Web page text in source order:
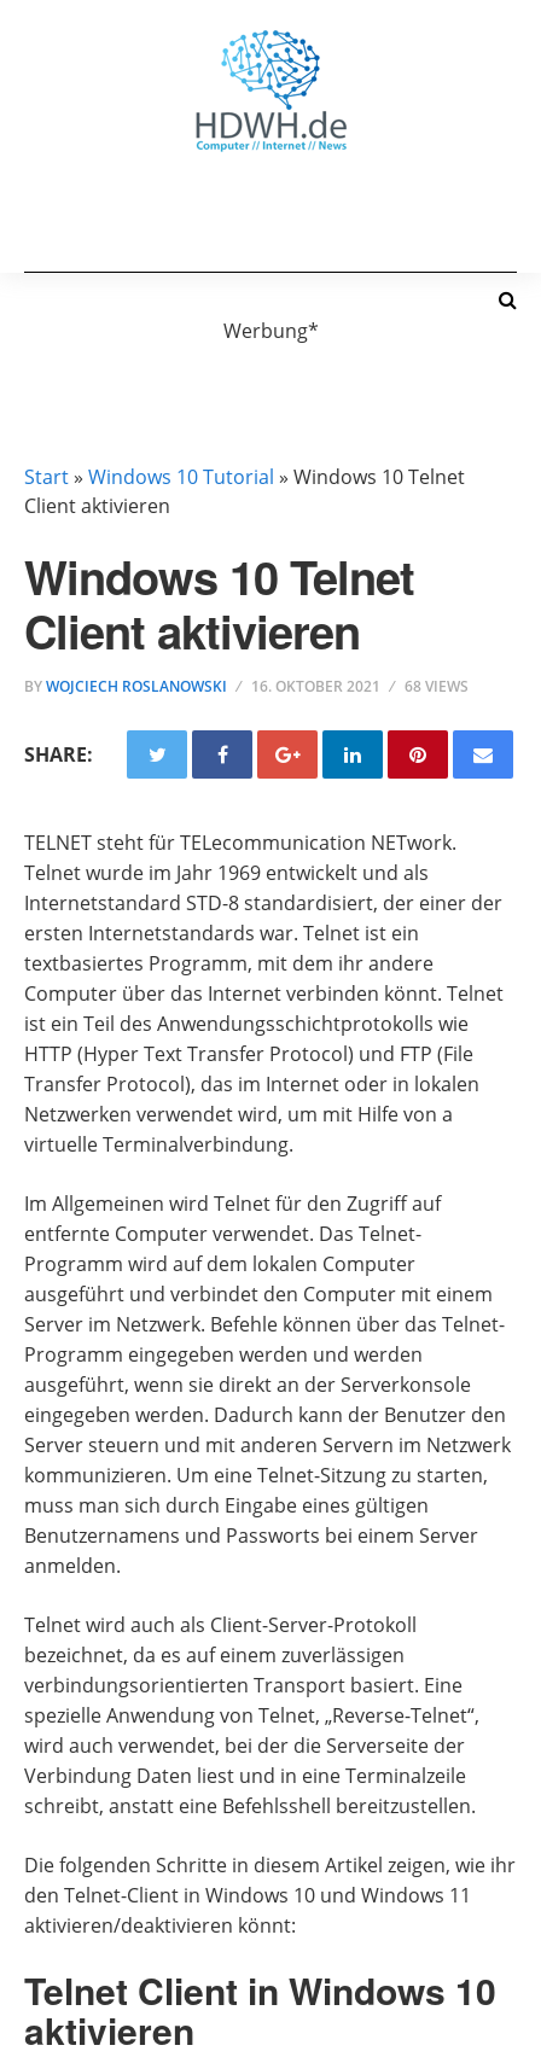
Werbung*
Start» Windows 10 Tutorial » Windows 10 Telnet
Client aktivieren
Windows 10 Telnet
Client aktivieren
BYWOJCIECH ROSLANOWSKI 16. OKTOBER 2021 68 VIEWS
SHARE:
TELNET steht für TELecommunication NETwork.
Telnet wurde im Jahr 1969 entwickelt und als
Internetstandard STD-8 standardisiert, der einer der
ersten Internetstandards war. Telnet ist ein
textbasiertes Programm, mit dem ihr andere
Computer über das Internet verbinden könnt. Telnet
ist ein Teil des Anwendungsschichtprotokolls wie
HTTP (Hyper Text Transfer Protocol) und FTP (File
Transfer Protocol), das im Internet oder in lokalen
Netzwerken verwendet wird, um mit Hilfe von a
virtuelle Terminalverbindung.
Im Allgemeinen wird Telnet für den Zugriff auf
entfernte Computer verwendet. Das Telnet-
Programm wird auf dem lokalen Computer
ausgeführt und verbindet den Computer mit einem
Server im Netzwerk. Befehle können über das Telnet-
Programm eingegeben werden und werden
ausgeführt, wenn sie direkt an der Serverkonsole
eingegeben werden. Dadurch kann der Benutzer den
Server steuern und mit anderen Servern im Netzwerk
kommunizieren. Um eine Telnet-Sitzung zu starten,
muss man sich durch Eingabe eines gültigen
Benutzernamens und Passworts bei einem Server
anmelden.
Telnet wird auch als Client-Server-Protokoll
bezeichnet, da es auf einem zuverlässigen
verbindungsorientierten Transport basiert. Eine
spezielle Anwendung von Telnet, „Reverse-Telnet“,
wird auch verwendet, bei der die Serverseite der
Verbindung Daten liest und in eine Terminalzeile
schreibt, anstatt eine Befehlsshell bereitzustellen.
Die folgenden Schritte in diesem Artikel zeigen, wie ihr
den Telnet-Client in Windows 10 und Windows 11
aktivieren/deaktivieren könnt:
Telnet Client in Windows 10
aktivieren